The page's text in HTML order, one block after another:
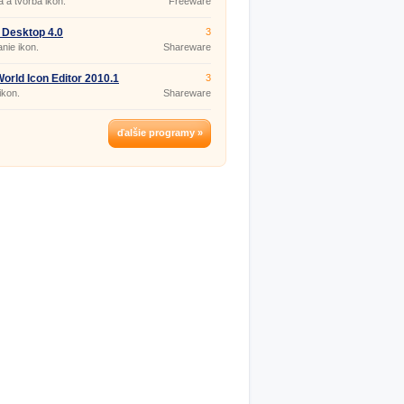
4.0
ikon.
3
Shareware
Icon Editor 2010.1
3
Shareware
ďalšie programy »